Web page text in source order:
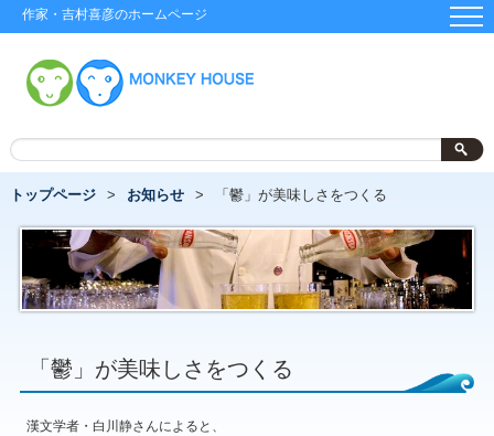
作家・吉村喜彦のホームページ
トップページ お知らせ 「鬱」が美味しさをつくる
「鬱」が美味しさをつくる
漢文学者・白川静さんによると、